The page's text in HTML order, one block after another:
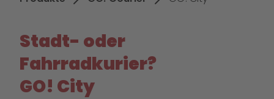
Stadt- oder
Fahrradkurier?
GO! City